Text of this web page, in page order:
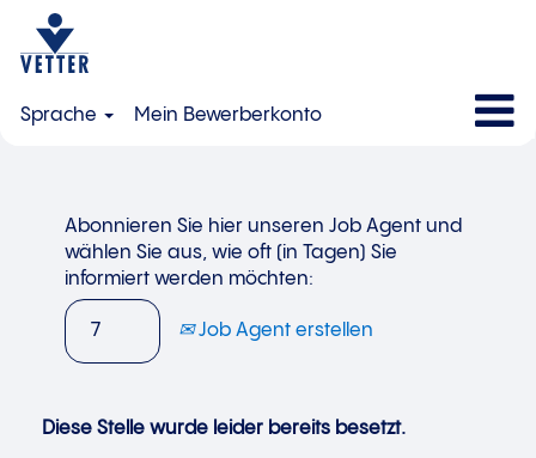
Sprache Mein Bewerberkonto
Abonnieren Sie hier unseren Job Agent und
wählen Sie aus, wie oft (in Tagen) Sie
informiert werden möchten:
Job Agent erstellen
Diese Stelle wurde leider bereits besetzt.